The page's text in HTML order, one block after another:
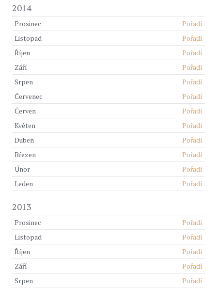
2014
Prosinec
Pořadí
Listopad
Pořadí
Říjen
Pořadí
Září
Pořadí
Srpen
Pořadí
Červenec
Pořadí
Červen
Pořadí
Květen
Pořadí
Duben
Pořadí
Březen
Pořadí
Únor
Pořadí
Leden
Pořadí
2013
Prosinec
Pořadí
Listopad
Pořadí
Říjen
Pořadí
Září
Pořadí
Srpen
Pořadí